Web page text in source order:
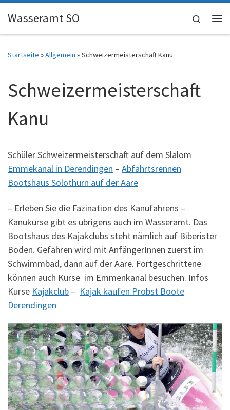
Skip to content
Wasseramt SO
Search
Startseite »Allgemein »Schweizermeisterschaft Kanu
Schweizermeisterschaft
Kanu
Schüler Schweizermeisterschaft auf dem Slalom
Emmekanal in Derendingen – Abfahrtsrennen
Bootshaus Solothurn auf der Aare
– Erleben Sie die Fazination des Kanufahrens –
Kanukurse gibt es übrigens auch im Wasseramt. Das
Bootshaus des Kajakclubs steht nämlich auf Biberister
Boden. Gefahren wird mit AnfängerInnen zuerst im
Schwimmbad, dann auf der Aare. Fortgeschrittene
können auch Kurse im Emmenkanal besuchen. Infos
Kurse Kajakclub – Kajak kaufen Probst Boote
Derendingen